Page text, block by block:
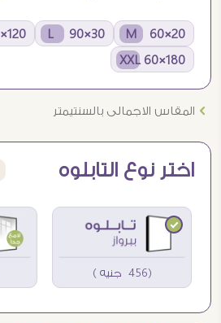
20×60 M
30×90 L
120×40 XL
180×60 XXL
Ö المقاس الاجمالى بالسنتيمتر
اختر نوع التابلوه
(456 جنيه )